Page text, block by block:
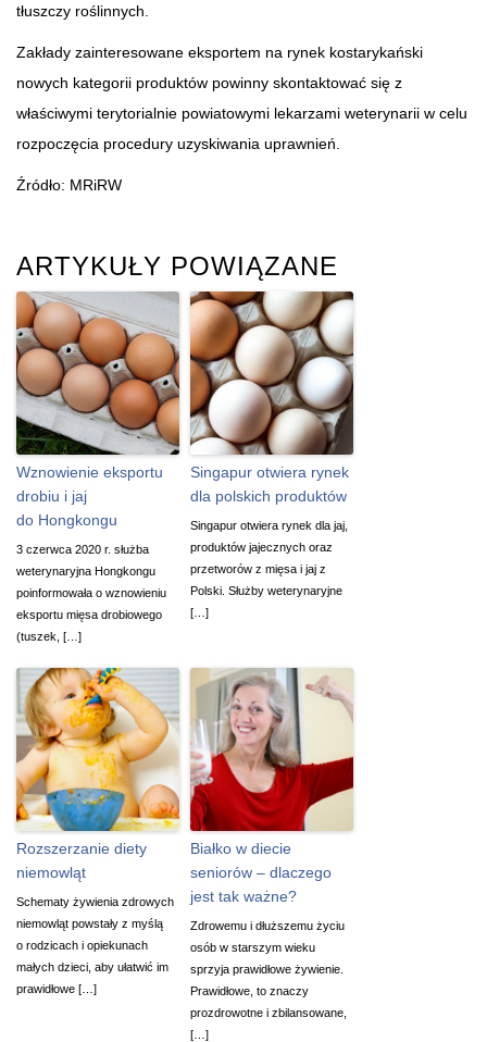
tłuszczy roślinnych.
Zakłady zainteresowane eksportem na rynek kostarykański
nowych kategorii produktów powinny skontaktować się z
właściwymi terytorialnie powiatowymi lekarzami weterynarii w celu
rozpoczęcia procedury uzyskiwania uprawnień.
Źródło: MRiRW
ARTYKUŁY POWIĄZANE
Wznowienie eksportu
drobiu i jaj
do Hongkongu
3 czerwca 2020 r. służba
weterynaryjna Hongkongu
poinformowała o wznowieniu
eksportu mięsa drobiowego
(tuszek, […]
Singapur otwiera rynek
dla polskich produktów
Singapur otwiera rynek dla jaj,
produktów jajecznych oraz
przetworów z mięsa i jaj z
Polski. Służby weterynaryjne
[…]
Rozszerzanie diety
niemowląt
Schematy żywienia zdrowych
niemowląt powstały z myślą
o rodzicach i opiekunach
małych dzieci, aby ułatwić im
prawidłowe […]
Białko w diecie
seniorów – dlaczego
jest tak ważne?
Zdrowemu i dłuższemu życiu
osób w starszym wieku
sprzyja prawidłowe żywienie.
Prawidłowe, to znaczy
prozdrowotne i zbilansowane,
[…]